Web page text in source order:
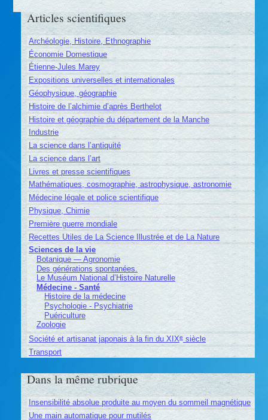
Articles scientifiques
Archéologie, Histoire, Ethnographie
Économie Domestique
Étienne-Jules Marey
Expositions universelles et internationales
Géophysique, géographie
Histoire de l’alchimie d’après Berthelot
Histoire et géographie du département de la Manche
Industrie
La science dans l’antiquité
La science dans l’art
Livres et presse scientifiques
Mathématiques, cosmographie, astrophysique, astronomie
Médecine légale et police scientifique
Physique, Chimie
Première guerre mondiale
Recettes Utiles de La Science Illustrée et de La Nature
Sciences de la vie
Botanique — Agronomie
Des générations spontanées.
Le Muséum National d’Histoire Naturelle
Médecine - Santé
Histoire de la médecine
Psychologie - Psychiatrie
Puériculture
Zoologie
Société et artisanat japonais à la fin du XIXesiècle
Transport
Dans la même rubrique
Insensibilité absolue produite au moyen du sommeil magnétique
Une main automatique pour mutilés